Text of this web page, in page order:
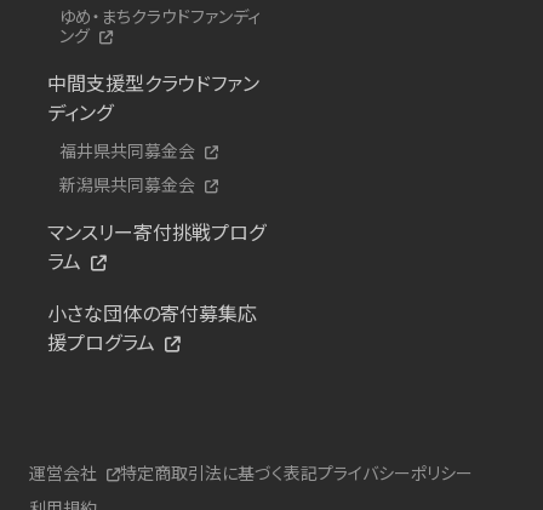
ゆめ・まちクラウドファンディ
ング
中間支援型クラウドファン
ディング
福井県共同募金会
新潟県共同募金会
マンスリー寄付挑戦プログ
ラム
小さな団体の寄付募集応
援プログラム
運営会社 特定商取引法に基づく表記プライバシーポリシー